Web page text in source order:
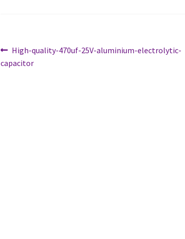
Artikkelien
selaus
Edellinen
artikkeli
High-quality-470uf-25V-aluminium-electrolytic-
capacitor